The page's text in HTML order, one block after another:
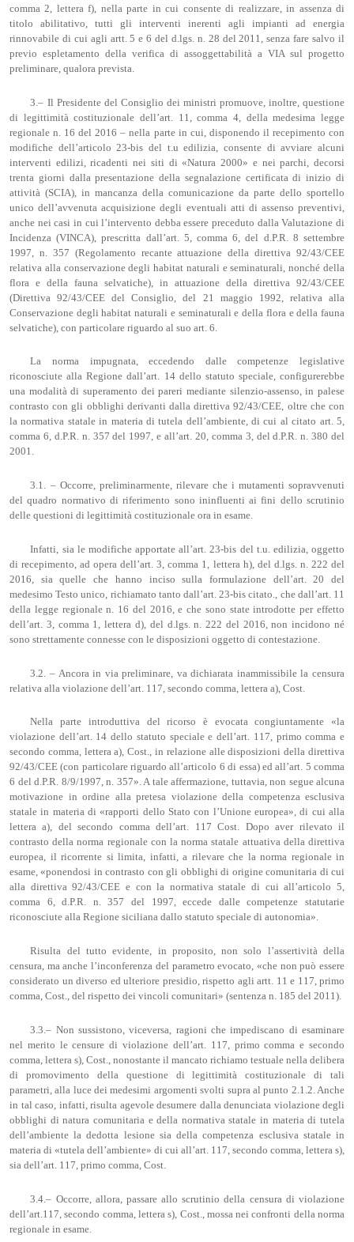
comma 2, lettera f), nella parte in cui consente di realizzare, in assenza di
titolo abilitativo, tutti gli interventi inerenti agli impianti ad energia
rinnovabile di cui agli artt. 5 e 6 del d.lgs. n. 28 del 2011, senza fare salvo il
previo espletamento della verifica di assoggettabilità a VIA sul progetto
preliminare, qualora prevista.
3.– Il Presidente del Consiglio dei ministri promuove, inoltre, questione
di legittimità costituzionale dell’art. 11, comma 4, della medesima legge
regionale n. 16 del 2016 – nella parte in cui, disponendo il recepimento con
modifiche dell’articolo 23-bis del t.u edilizia, consente di avviare alcuni
interventi edilizi, ricadenti nei siti di «Natura 2000» e nei parchi, decorsi
trenta giorni dalla presentazione della segnalazione certificata di inizio di
attività (SCIA), in mancanza della comunicazione da parte dello sportello
unico dell’avvenuta acquisizione degli eventuali atti di assenso preventivi,
anche nei casi in cui l’intervento debba essere preceduto dalla Valutazione di
Incidenza (VINCA), prescritta dall’art. 5, comma 6, del d.P.R. 8 settembre
1997, n. 357 (Regolamento recante attuazione della direttiva 92/43/CEE
relativa alla conservazione degli habitat naturali e seminaturali, nonché della
flora e della fauna selvatiche), in attuazione della direttiva 92/43/CEE
(Direttiva 92/43/CEE del Consiglio, del 21 maggio 1992, relativa alla
Conservazione degli habitat naturali e seminaturali e della flora e della fauna
selvatiche), con particolare riguardo al suo art. 6.
La norma impugnata, eccedendo dalle competenze legislative
riconosciute alla Regione dall’art. 14 dello statuto speciale, configurerebbe
una modalità di superamento dei pareri mediante silenzio-assenso, in palese
contrasto con gli obblighi derivanti dalla direttiva 92/43/CEE, oltre che con
la normativa statale in materia di tutela dell’ambiente, di cui al citato art. 5,
comma 6, d.P.R. n. 357 del 1997, e all’art. 20, comma 3, del d.P.R. n. 380 del
2001.
3.1. – Occorre, preliminarmente, rilevare che i mutamenti sopravvenuti
del quadro normativo di riferimento sono ininfluenti ai fini dello scrutinio
delle questioni di legittimità costituzionale ora in esame.
Infatti, sia le modifiche apportate all’art. 23-bis del t.u. edilizia, oggetto
di recepimento, ad opera dell’art. 3, comma 1, lettera h), del d.lgs. n. 222 del
2016, sia quelle che hanno inciso sulla formulazione dell’art. 20 del
medesimo Testo unico, richiamato tanto dall’art. 23-bis citato., che dall’art. 11
della legge regionale n. 16 del 2016, e che sono state introdotte per effetto
dell’art. 3, comma 1, lettera d), del d.lgs. n. 222 del 2016, non incidono né
sono strettamente connesse con le disposizioni oggetto di contestazione.
3.2. – Ancora in via preliminare, va dichiarata inammissibile la censura
relativa alla violazione dell’art. 117, secondo comma, lettera a), Cost.
Nella parte introduttiva del ricorso è evocata congiuntamente «la
violazione dell’art. 14 dello statuto speciale e dell’art. 117, primo comma e
secondo comma, lettera a), Cost., in relazione alle disposizioni della direttiva
92/43/CEE (con particolare riguardo all’articolo 6 di essa) ed all’art. 5 comma
6 del d.P.R. 8/9/1997, n. 357». A tale affermazione, tuttavia, non segue alcuna
motivazione in ordine alla pretesa violazione della competenza esclusiva
statale in materia di «rapporti dello Stato con l’Unione europea», di cui alla
lettera a), del secondo comma dell’art. 117 Cost. Dopo aver rilevato il
contrasto della norma regionale con la norma statale attuativa della direttiva
europea, il ricorrente si limita, infatti, a rilevare che la norma regionale in
esame, «ponendosi in contrasto con gli obblighi di origine comunitaria di cui
alla direttiva 92/43/CEE e con la normativa statale di cui all’articolo 5,
comma 6, d.P.R. n. 357 del 1997, eccede dalle competenze statutarie
riconosciute alla Regione siciliana dallo statuto speciale di autonomia».
Risulta del tutto evidente, in proposito, non solo l’assertività della
censura, ma anche l’inconferenza del parametro evocato, «che non può essere
considerato un diverso ed ulteriore presidio, rispetto agli artt. 11 e 117, primo
comma, Cost., del rispetto dei vincoli comunitari» (sentenza n. 185 del 2011).
3.3.– Non sussistono, viceversa, ragioni che impediscano di esaminare
nel merito le censure di violazione dell’art. 117, primo comma e secondo
comma, lettera s), Cost., nonostante il mancato richiamo testuale nella delibera
di promovimento della questione di legittimità costituzionale di tali
parametri, alla luce dei medesimi argomenti svolti supra al punto 2.1.2. Anche
in tal caso, infatti, risulta agevole desumere dalla denunciata violazione degli
obblighi di natura comunitaria e della normativa statale in materia di tutela
dell’ambiente la dedotta lesione sia della competenza esclusiva statale in
materia di «tutela dell’ambiente» di cui all’art. 117, secondo comma, lettera s),
sia dell’art. 117, primo comma, Cost.
3.4.– Occorre, allora, passare allo scrutinio della censura di violazione
dell’art.117, secondo comma, lettera s), Cost., mossa nei confronti della norma
regionale in esame.